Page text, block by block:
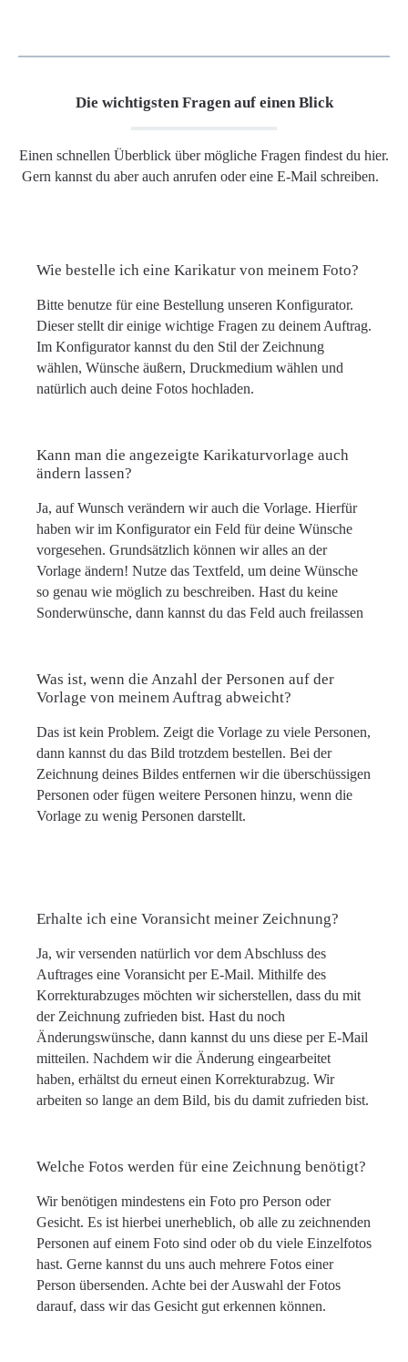
Die wichtigsten Fragen auf einen Blick
Einen schnellen Überblick über mögliche Fragen findest du hier.
Gern kannst du aber auch anrufen oder eine E-Mail schreiben.
Wie bestelle ich eine Karikatur von meinem Foto?
Bitte benutze für eine Bestellung unseren Konfigurator.
Dieser stellt dir einige wichtige Fragen zu deinem Auftrag.
Im Konfigurator kannst du den Stil der Zeichnung
wählen, Wünsche äußern, Druckmedium wählen und
natürlich auch deine Fotos hochladen.
Kann man die angezeigte Karikaturvorlage auch
ändern lassen?
Ja, auf Wunsch verändern wir auch die Vorlage. Hierfür
haben wir im Konfigurator ein Feld für deine Wünsche
vorgesehen. Grundsätzlich können wir alles an der
Vorlage ändern! Nutze das Textfeld, um deine Wünsche
so genau wie möglich zu beschreiben. Hast du keine
Sonderwünsche, dann kannst du das Feld auch freilassen
Was ist, wenn die Anzahl der Personen auf der
Vorlage von meinem Auftrag abweicht?
Das ist kein Problem. Zeigt die Vorlage zu viele Personen,
dann kannst du das Bild trotzdem bestellen. Bei der
Zeichnung deines Bildes entfernen wir die überschüssigen
Personen oder fügen weitere Personen hinzu, wenn die
Vorlage zu wenig Personen darstellt.
Erhalte ich eine Voransicht meiner Zeichnung?
Ja, wir versenden natürlich vor dem Abschluss des
Auftrages eine Voransicht per E-Mail. Mithilfe des
Korrekturabzuges möchten wir sicherstellen, dass du mit
der Zeichnung zufrieden bist. Hast du noch
Änderungswünsche, dann kannst du uns diese per E-Mail
mitteilen. Nachdem wir die Änderung eingearbeitet
haben, erhältst du erneut einen Korrekturabzug. Wir
arbeiten so lange an dem Bild, bis du damit zufrieden bist.
Welche Fotos werden für eine Zeichnung benötigt?
Wir benötigen mindestens ein Foto pro Person oder
Gesicht. Es ist hierbei unerheblich, ob alle zu zeichnenden
Personen auf einem Foto sind oder ob du viele Einzelfotos
hast. Gerne kannst du uns auch mehrere Fotos einer
Person übersenden. Achte bei der Auswahl der Fotos
darauf, dass wir das Gesicht gut erkennen können.